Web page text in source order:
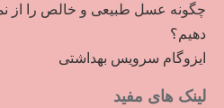
چگونه عسل طبیعی و خالص را از
دهیم؟
ایزوگام سرویس بهداشتی
لینک های مفید